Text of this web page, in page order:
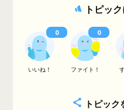
トピッ
いいね！ ファイト！
0 0
トピック